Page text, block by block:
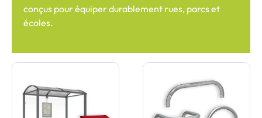
conçus pour équiper durablement rues, parcs et
écoles.